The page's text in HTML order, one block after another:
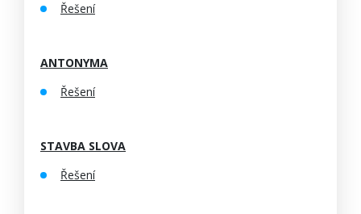
Řešení
ANTONYMA
Řešení
STAVBA SLOVA
Řešení